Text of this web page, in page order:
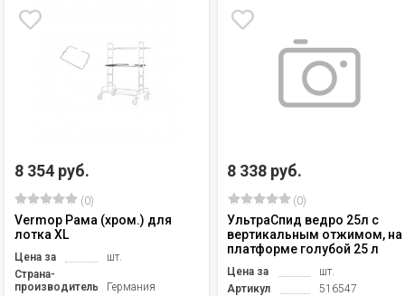
8 354 руб.
(0)
Vermop Рама (хром.) для
лотка XL
Цена за
шт.
Страна-
производитель
Германия
8 338 руб.
(0)
УльтраСпид ведро 25л с
вертикальным отжимом, на
платформе голубой 25 л
Цена за
шт.
Артикул
516547